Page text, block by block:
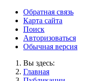
Обратная связь
Карта сайта
Поиск
Авторизоваться
Обычная версия
Вы здесь:
Главная